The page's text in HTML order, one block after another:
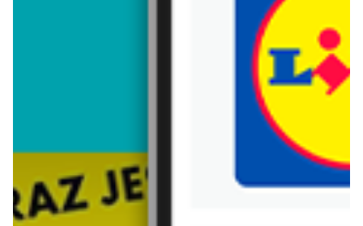
Trafiłeś na nieaktualną gazetkę
Zobacz aktualne gazetki Blix!